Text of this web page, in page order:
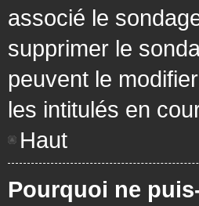
associé le
supprimer le
peuvent le
les intitulés en
Haut
Pourquoi ne